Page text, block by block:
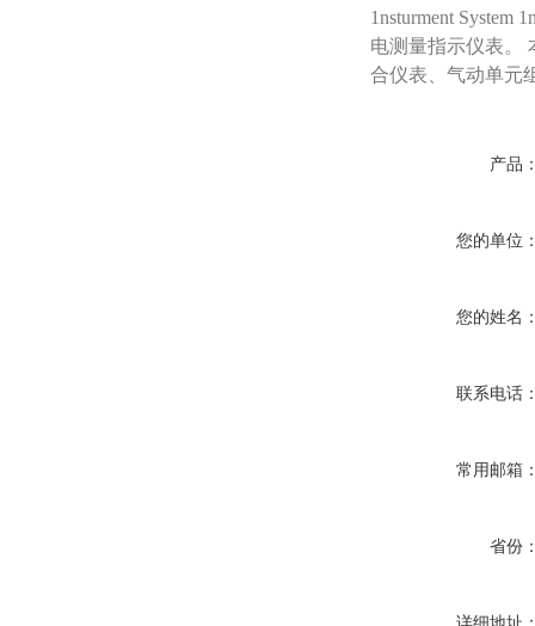
1nsturment System
电测量指示仪表。
合仪表、气动单元
产品
您的单位
您的姓名
联系电话
常用邮箱
省份